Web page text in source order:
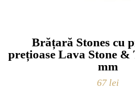
Brățară Stones cu
prețioase Lava Stone &
mm
67 lei